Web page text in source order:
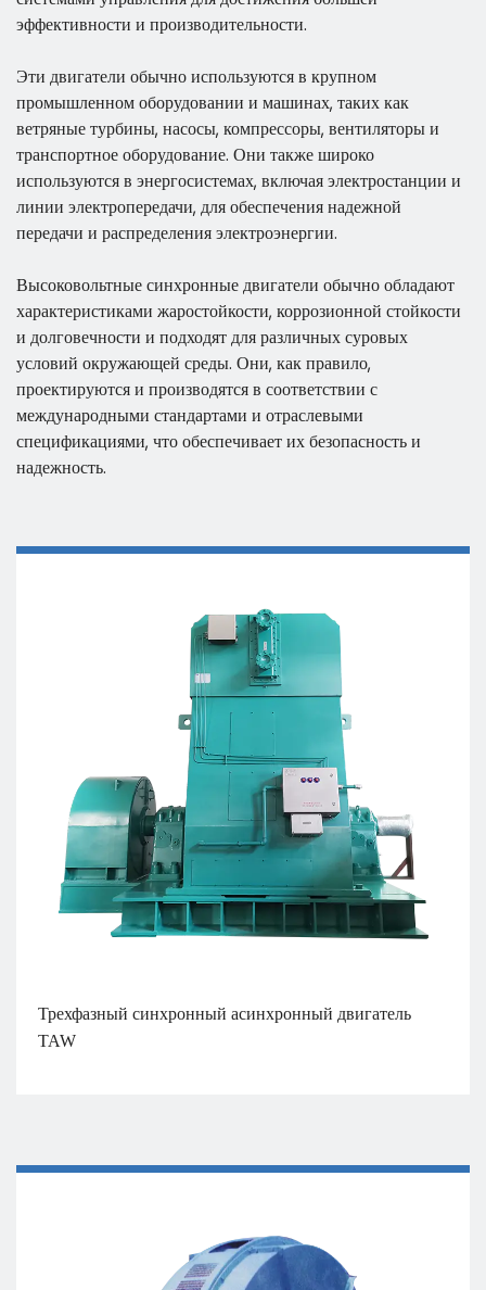
эффективности и производительности.
Эти двигатели обычно используются в крупном
промышленном оборудовании и машинах, таких как
ветряные турбины, насосы, компрессоры, вентиляторы и
транспортное оборудование. Они также широко
используются в энергосистемах, включая электростанции и
линии электропередачи, для обеспечения надежной
передачи и распределения электроэнергии.
Высоковольтные синхронные двигатели обычно обладают
характеристиками жаростойкости, коррозионной стойкости
и долговечности и подходят для различных суровых
условий окружающей среды. Они, как правило,
проектируются и производятся в соответствии с
международными стандартами и отраслевыми
спецификациями, что обеспечивает их безопасность и
надежность.
Трехфазный синхронный асинхронный двигатель
TAW